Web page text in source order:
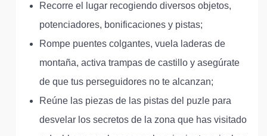
Recorre el lugar recogiendo diversos objetos,
potenciadores, bonificaciones y pistas;
Rompe puentes colgantes, vuela laderas de
montaña, activa trampas de castillo y asegúrate
de que tus perseguidores no te alcanzan;
Reúne las piezas de las pistas del puzle para
desvelar los secretos de la zona que has visitado